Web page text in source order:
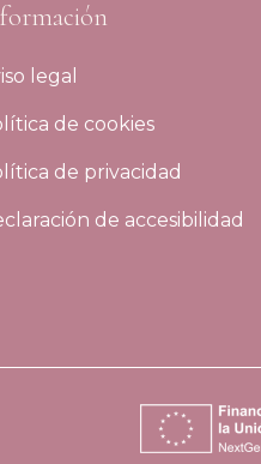
legal
de cookies
de privacidad
de accesibilidad